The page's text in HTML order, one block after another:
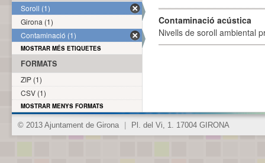
Contaminació acústica
Nivells de soroll ambiental
Soroll (1)
Girona (1)
Contaminació (1)
MOSTRAR MÉS ETIQUETES
FORMATS
ZIP (1)
CSV (1)
MOSTRAR MENYS FORMATS
© 2013 Ajuntament de Girona Pl. del Vi, 1. 17004 GIRONA